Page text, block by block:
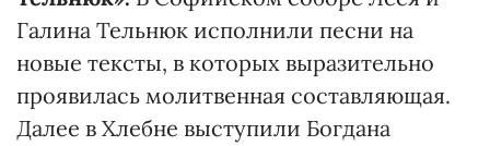
Галина Тельнюк исполнили песни на
новые тексты, в которых выразительно
проявилась молитвенная составляющая.
Далее в Хлебне выступили Богдана